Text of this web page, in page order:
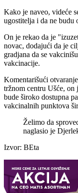
Kako je naveo, videće
ugostitelja i da ne budu
On je rekao da je
novac, dodajući da je
gradjana da se
vakcinacije.
Komentarišući
tržnom centru Ušće, on
bude široko dostupna
vakcinalnih punktova
Želimo da
naglasio je
Izvor: BEta